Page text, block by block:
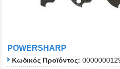
POWERSHARP
Κωδικός Προϊόντος: